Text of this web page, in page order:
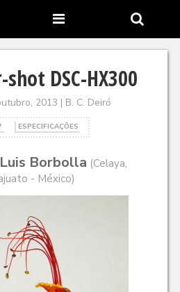
DSC-HX300
2013 | B. C. Deiró
ESPECIFICAÇÕES
Borbolla (Celaya,
- México)